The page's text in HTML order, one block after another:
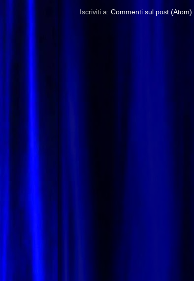
Iscriviti a: Commenti sul post (Atom)